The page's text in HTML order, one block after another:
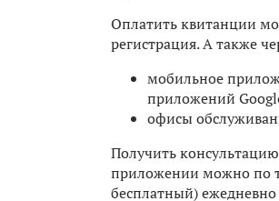
Оплатить квитанции
регистрация. А также
мобильное
приложений
офисы
Получить
приложении можно по
бесплатный)